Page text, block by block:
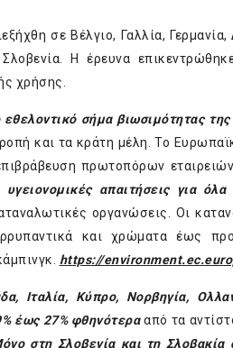
σε Βέλγιο, Γαλλία,
Η έρευνα
χρήσης.
σήμα βιωσιμότητας
και τα κράτη μέλη. Το
πρωτοπόρων
υγειονομικές απαιτήσεις για
οργανώσεις. Οι
και χρώματα έως
https://
Ιταλία, Κύπρο, Νορβηγία,
έως 27% φθηνότερααπό τα
στη Σλοβενία και τη